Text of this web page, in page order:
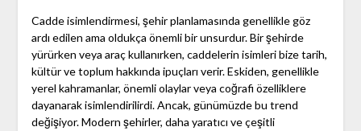
Cadde isimlendirmesi, şehir planlamasında genellikle göz
ardı edilen ama oldukça önemli bir unsurdur. Bir şehirde
yürürken veya araç kullanırken, caddelerin isimleri bize tarih,
kültür ve toplum hakkında ipuçları verir. Eskiden, genellikle
yerel kahramanlar, önemli olaylar veya coğrafi özelliklere
dayanarak isimlendirilirdi. Ancak, günümüzde bu trend
değişiyor. Modern şehirler, daha yaratıcı ve çeşitli